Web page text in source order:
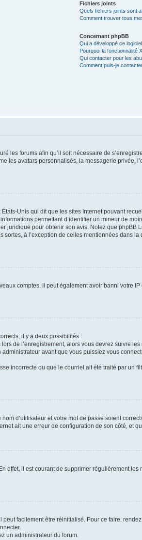
Fichiers joints
Quels fichiers joints sont
Comment trouver tous
Concernant phpBB
Qui a développé ce
Pourquoi la fonctionnalité
Qui contacter pour les
Comment puis-je
les forums afin qu’il soit nécessaire de
les avatars personnalisés, la messagerie privée,
Unis qui dit que les sites Internet pouvant
permettant d’identifier un mineur de
juridique pour obtenir son avis. Notez que
à l’exception de celles mentionnées dans
comptes. Il peut également avoir banni votre
il y a deux possibilités :
de l’enregistrement, alors vous devrez suivre
avant que vous puissiez vous
incorrecte ou que le courriel ait été traité par un
d’utilisateur et votre mot de passe soient
ait une erreur de configuration de son côté, et
effet, il est courant de supprimer régulièrement
facilement être réinitialisé. Pour ce faire,
un administrateur du forum.